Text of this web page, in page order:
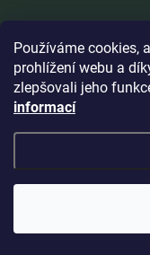
Používáme cookies,
prohlížení webu a
zlepšovali jeho
informací